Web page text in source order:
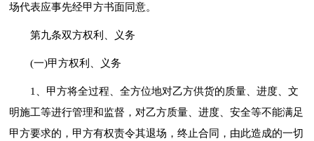
场代表应事先经甲方书面同意。
第九条双方权利、义务
(一)甲方权利、义务
1、甲方将全过程、全方位地对乙方供货的质量、进度、文
明施工等进行管理和监督，对乙方质量、进度、安全等不能满足
甲方要求的，甲方有权责令其退场，终止合同，由此造成的一切